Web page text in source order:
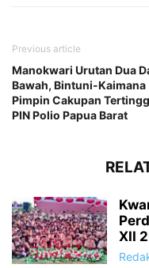
Previous article
Manokwari Urutan Dua
Bawah, Bintuni-Kaimana
Pimpin Cakupan
PIN Polio Papua Barat
XII